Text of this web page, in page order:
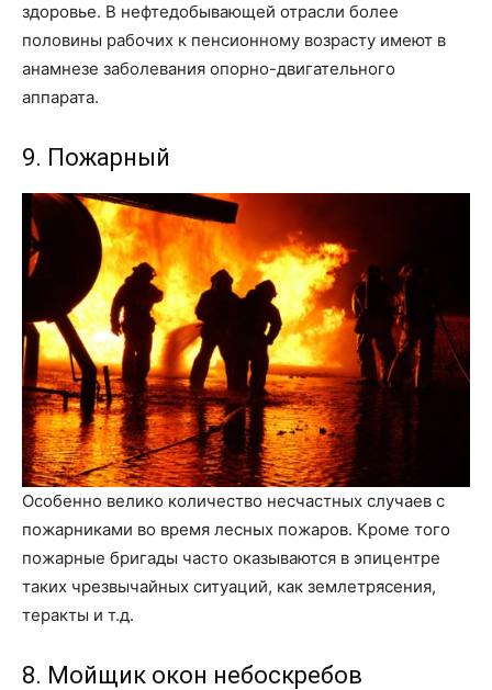
здоровье. В нефтедобывающей отрасли более
половины рабочих к пенсионному возрасту имеют в
анамнезе заболевания опорно-двигательного
аппарата.
9. Пожарный
Особенно велико количество несчастных случаев с
пожарниками во время лесных пожаров. Кроме того
пожарные бригады часто оказываются в эпицентре
таких чрезвычайных ситуаций, как землетрясения,
теракты и т.д.
8. Мойщик окон небоскребов